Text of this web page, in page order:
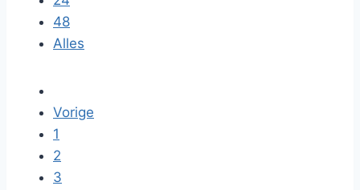
48
Alles
Vorige
1
2
3